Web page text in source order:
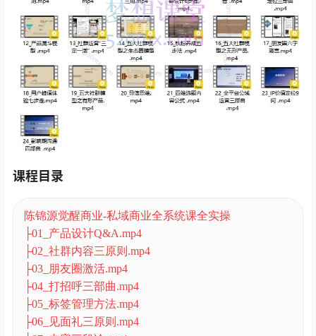
课程目录
陈锦源觉醒商业-私域商业全系统课全实操
├01_产品设计Q&A.mp4
├02_社群内容三原则.mp4
├03_朋友圈激活.mp4
├04_打招呼三部曲.mp4
├05_标签管理方法.mp4
├06_见面礼三原则.mp4